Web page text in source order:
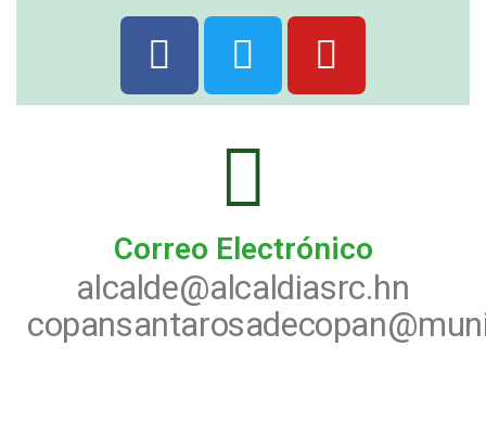
Correo Electrónico
alcalde@alcaldiasrc.hn